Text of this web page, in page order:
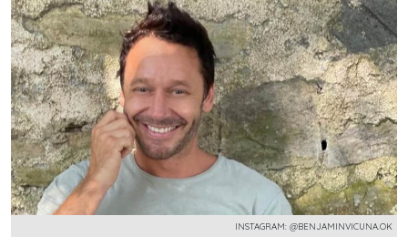
INSTAGRAM: @BENJAMINVICUNA.OK